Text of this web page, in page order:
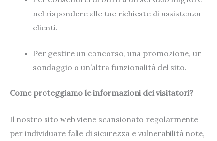
nel rispondere alle tue richieste di assistenza
clienti.
Per gestire un concorso, una promozione, un
sondaggio o un’altra funzionalità del sito.
Come proteggiamo le informazioni dei visitatori?
Il nostro sito web viene scansionato regolarmente
per individuare falle di sicurezza e vulnerabilità note,